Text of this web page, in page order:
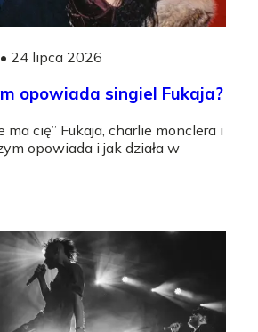
• 24 lipca 2026
opowiada singiel Fukaja?
ma cię” Fukaja, charlie monclera i
opowiada i jak działa w